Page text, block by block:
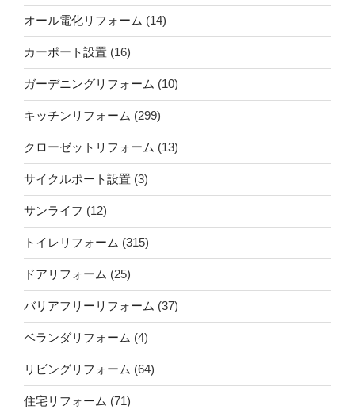
オール電化リフォーム (14)
カーポート設置 (16)
ガーデニングリフォーム (10)
キッチンリフォーム (299)
クローゼットリフォーム (13)
サイクルポート設置 (3)
サンライフ (12)
トイレリフォーム (315)
ドアリフォーム (25)
バリアフリーリフォーム (37)
ベランダリフォーム (4)
リビングリフォーム (64)
住宅リフォーム (71)